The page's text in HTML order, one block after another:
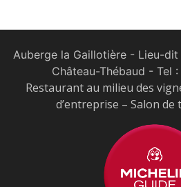
Auberge la Gaillotière - Lieu-
Château-Thébaud - Tel :
Restaurant au milieu des
d’entreprise – Salon